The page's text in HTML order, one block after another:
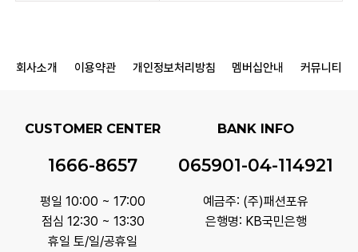
회사소개 이용약관 개인정보처리방침 멤버십안내 커뮤니티
CUSTOMER CENTER
1666-8657
평일 10:00 ~ 17:00
점심 12:30 ~ 13:30
휴일 토/일/공휴일
BANK INFO
065901-04-114921
예금주: (주)패션포유
은행명: KB국민은행